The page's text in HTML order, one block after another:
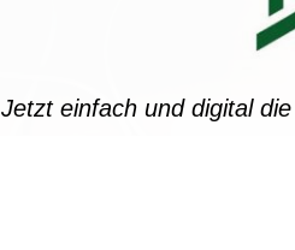
Jetzt einfach und digital